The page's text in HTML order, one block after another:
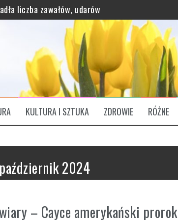
bogaty profil odżywczy
„Są Świętym Graalem”
KULTURA I SZTUKA ZDROWIE RÓŻNE
październik 2024
– Cayce amerykański prorok